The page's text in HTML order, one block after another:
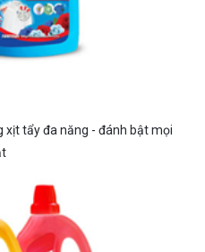
xịt tẩy đa năng - đánh bật mọi